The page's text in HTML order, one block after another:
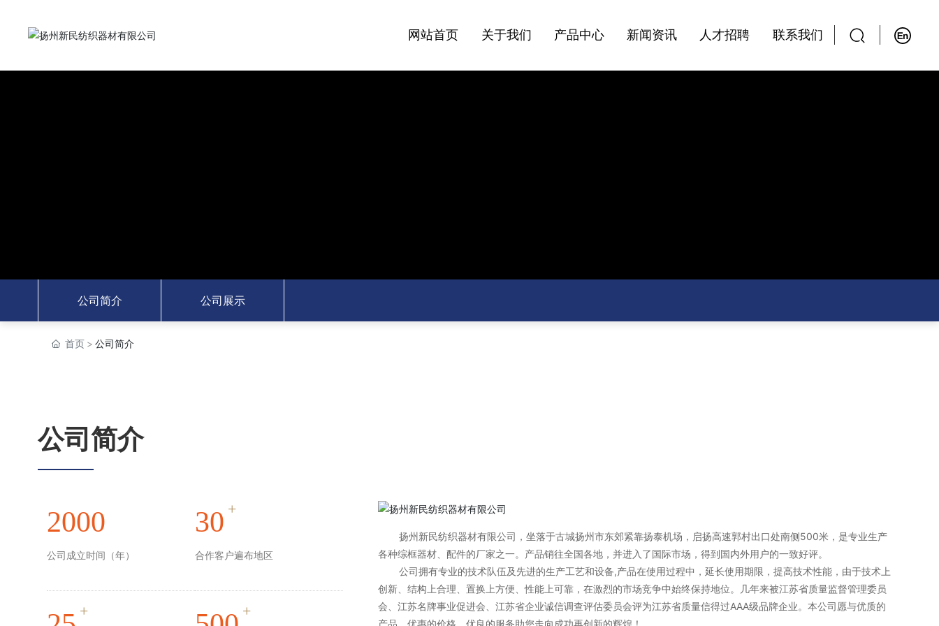
网站首页 关于我们 产品中心 新闻资讯 人才招聘 联系我们
公司简介 公司展示
首页 公司简介
公司简介
2000
公司成立时间（年）
30 +
合作客户遍布地区
+ +
扬州新民纺织器材有限公司，坐落于古城扬州市东郊紧靠扬泰机场，启扬高速郭村出口处南侧500米，是专业生产
各种综框器材、配件的厂家之一。产品销往全国各地，并进入了国际市场，得到国内外用户的一致好评。
公司拥有专业的技术队伍及先进的生产工艺和设备,产品在使用过程中，延长使用期限，提高技术性能，由于技术上
创新、结构上合理、置换上方便、性能上可靠，在激烈的市场竞争中始终保持地位。几年来被江苏省质量监督管理委员
会、江苏名牌事业促进会、江苏省企业诚信调查评估委员会评为江苏省质量信得过AAA级品牌企业。本公司愿与优质的